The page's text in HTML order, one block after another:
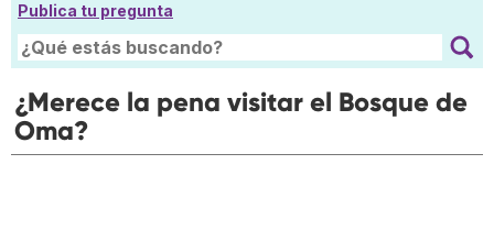
Publica tu pregunta
¿Merece la pena visitar el Bosque de
Oma?